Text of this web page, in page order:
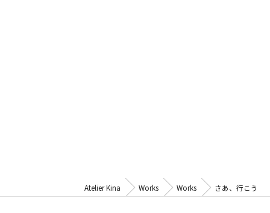
Atelier Kina Works Works さあ、行こう